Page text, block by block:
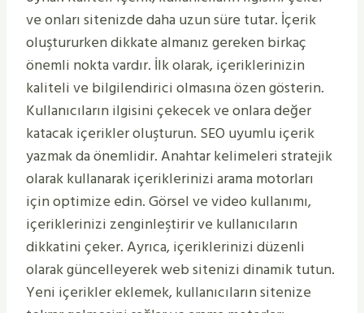
ve onları sitenizde daha uzun süre tutar. İçerik
oluştururken dikkate almanız gereken birkaç
önemli nokta vardır. İlk olarak, içeriklerinizin
kaliteli ve bilgilendirici olmasına özen gösterin.
Kullanıcıların ilgisini çekecek ve onlara değer
katacak içerikler oluşturun. SEO uyumlu içerik
yazmak da önemlidir. Anahtar kelimeleri stratejik
olarak kullanarak içeriklerinizi arama motorları
için optimize edin. Görsel ve video kullanımı,
içeriklerinizi zenginleştirir ve kullanıcıların
dikkatini çeker. Ayrıca, içeriklerinizi düzenli
olarak güncelleyerek web sitenizi dinamik tutun.
Yeni içerikler eklemek, kullanıcıların sitenize